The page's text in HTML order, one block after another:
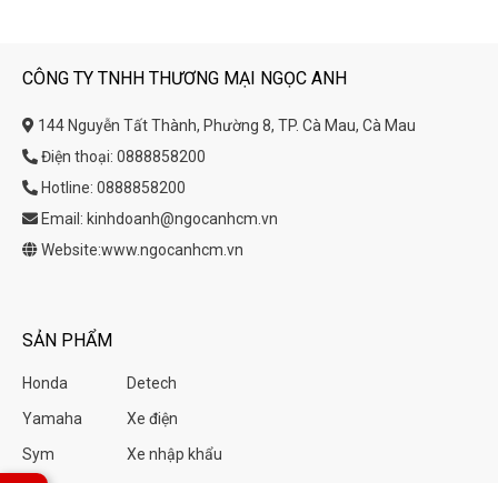
CÔNG TY TNHH THƯƠNG MẠI NGỌC ANH
144 Nguyễn Tất Thành, Phường 8, TP. Cà Mau, Cà Mau
Điện thoại: 0888858200
Hotline: 0888858200
Email: kinhdoanh@ngocanhcm.vn
Website:www.ngocanhcm.vn
SẢN PHẨM
Honda
Yamaha
Sym
Detech
Xe điện
Xe nhập khẩu